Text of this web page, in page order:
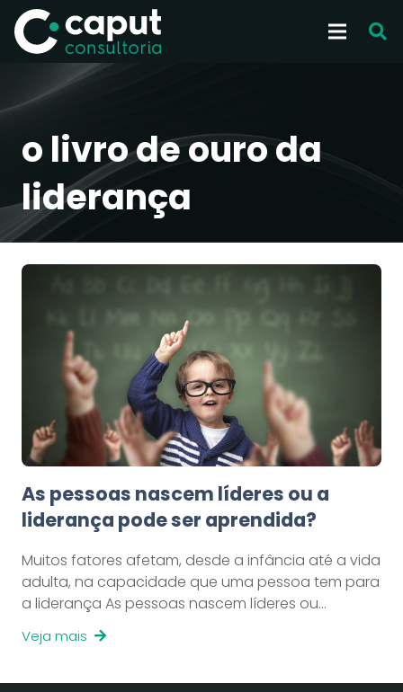
o livro de ouro da
liderança
As pessoas nascem líderes ou a
liderança pode ser aprendida?
Muitos fatores afetam, desde a infância até a vida
adulta, na capacidade que uma pessoa tem para
a liderança As pessoas nascem líderes ou…
Veja mais